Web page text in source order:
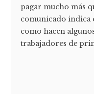
pagar mucho más
comunicado indica
como hacen
trabajadores de